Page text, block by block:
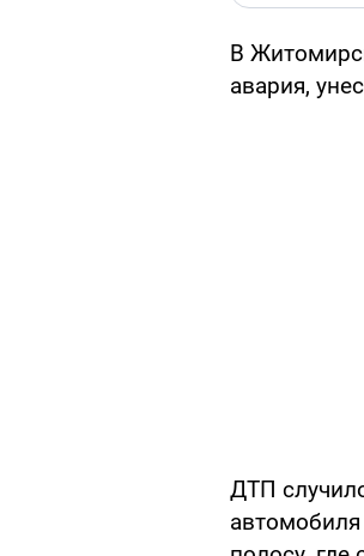
В
авария,
ДТП